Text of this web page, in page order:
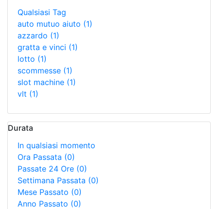
Qualsiasi Tag
auto mutuo aiuto (1)
azzardo (1)
gratta e vinci (1)
lotto (1)
scommesse (1)
slot machine (1)
vlt (1)
Durata
In qualsiasi momento
Ora Passata (0)
Passate 24 Ore (0)
Settimana Passata (0)
Mese Passato (0)
Anno Passato (0)